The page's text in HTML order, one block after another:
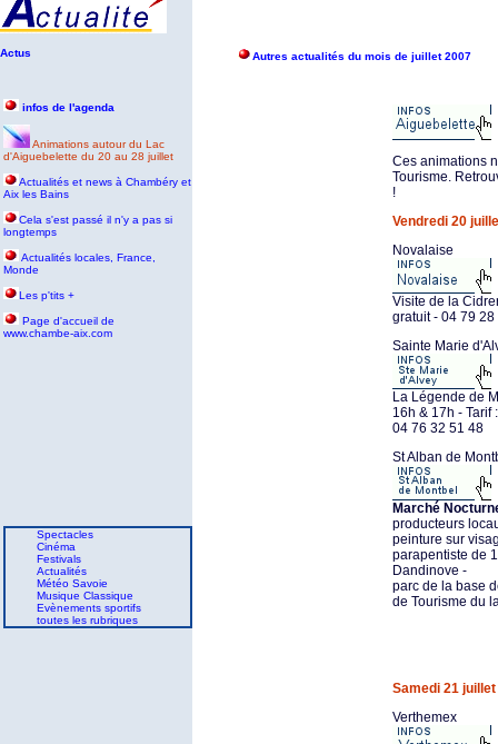
Actus Autres actualités du mois de juillet 2007
infos de l'agenda
Animations autour du Lac
d'Aiguebelette du 20 au 28 juillet
Actualités et news à Chambéry et
Aix les Bains
Cela s'est passé il n'y a pas si
longtemps
Actualités locales, France,
Monde
Les p'tits +
Page d'accueil de
www.chambe-aix.com
Spectacles
Cinéma
Festivals
Actualités
Météo Savoie
Musique Classique
Evènements sportifs
toutes les rubriques
Ces animations
Tourisme.
!
Vendredi 20
Novalaise
Visite de la
gratuit - 04 79 28
Sainte Marie
La Légende de
16h & 17h - Tarif
04 76 32 51 48
St Alban de
Marché
producteurs
peinture sur
parapentiste de
Dandinove -
parc de la base
de Tourisme du
Samedi 21 juillet
Verthemex